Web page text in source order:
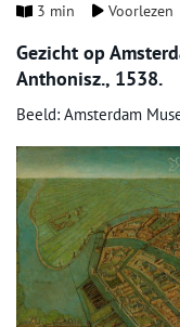
3 min Voorlezen
Gezicht op
Anthonisz., 1538.
Beeld: Amsterdam